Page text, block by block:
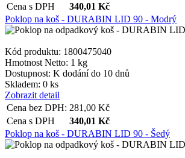
Cena s DPH
340,01 Kč
Poklop na koš - DURABIN LID 90 - Modrý
Kód produktu: 1800475040
Hmotnost Netto: 1 kg
Dostupnost: K dodání do 10 dnů
Skladem: 0 ks
Zobrazit detail
Cena bez DPH: 281,00 Kč
Cena s DPH
340,01 Kč
Poklop na koš - DURABIN LID 90 - Šedý